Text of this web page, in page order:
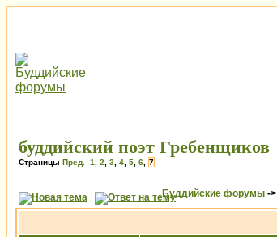
буддийский поэт Гребенщиков
Страницы Пред. 1 2 3 4 5 6 7
Буддийские форумы ->